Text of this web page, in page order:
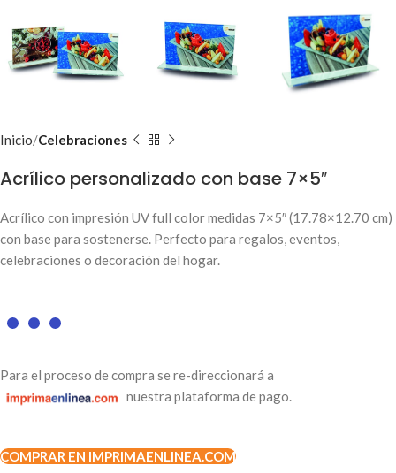
Inicio Celebraciones
Acrílico personalizado con base 7×5″
Acrílico con impresión UV full color medidas 7×5″ (17.78×12.70 cm)
con base para sostenerse. Perfecto para regalos, eventos,
celebraciones o decoración del hogar.
Para el proceso de compra se re-direccionará a
nuestra plataforma de pago.
COMPRAR EN IMPRIMAENLINEA.COM